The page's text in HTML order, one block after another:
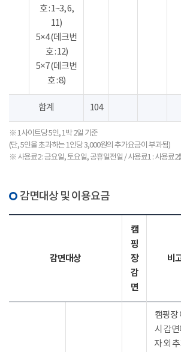
호 : 1~3, 6,
11)
5×4 (데크번
호 : 12)
5×7 (데크번
호 : 8)
합계 104
※ 1사이트당 5인, 1박 2일 기준
(단, 5인을 초과하는 1인당 3,000원의 추가요금이 부과됨)
※ 사용료2 : 금요일, 토요일, 공휴일전일 / 사용료1 : 사용료2
감면대상 및 이용요금
감면대상
캠
핑
장
감
면
비
캠핑장
시 감
자 외